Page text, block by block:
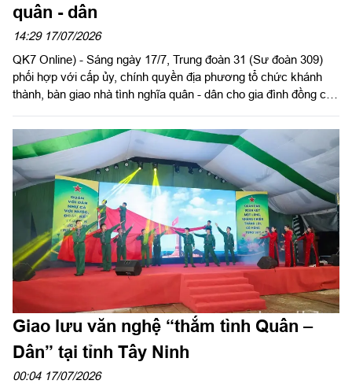
quân - dân
14:29 17/07/2026
QK7 Online) - Sáng ngày 17/7, Trung đoàn 31 (Sư đoàn 309)
phối hợp với cấp ủy, chính quyền địa phương tổ chức khánh
thành, bàn giao nhà tình nghĩa quân - dân cho gia đình đồng chí
Bình Minh, thành phố Đồng Nai.
Giao lưu văn nghệ “thắm tình Quân –
Dân” tại tỉnh Tây Ninh
00:04 17/07/2026